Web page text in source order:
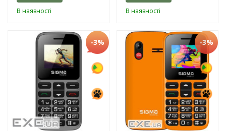
В наявності В наявності
-3% -3%